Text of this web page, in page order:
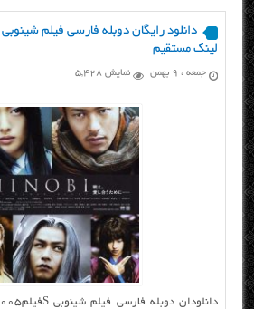
لینک مستقیم
جمعه ، ۹ بهمن نمایش 5,428